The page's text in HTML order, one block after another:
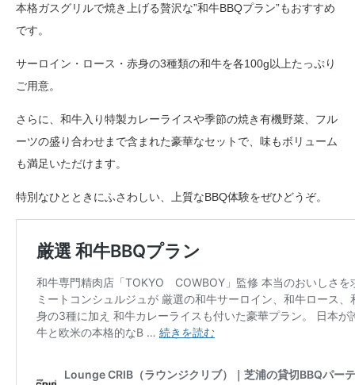
本格ガスグリルで焼き上げる贅沢な”和牛BBQプラン”もおすすめ
です。
サーロイン・ロース・赤身の3種類の和牛を各100g以上たっぷり
ご用意。
さらに、和牛入り特製カレーライスや季節の焼き有機野菜、フル
ーツの盛り合わせまで含まれた豪華なセットで、味もボリューム
も満足いただけます。
特別なひとときにふさわしい、上質なBBQ体験をぜひどうぞ。